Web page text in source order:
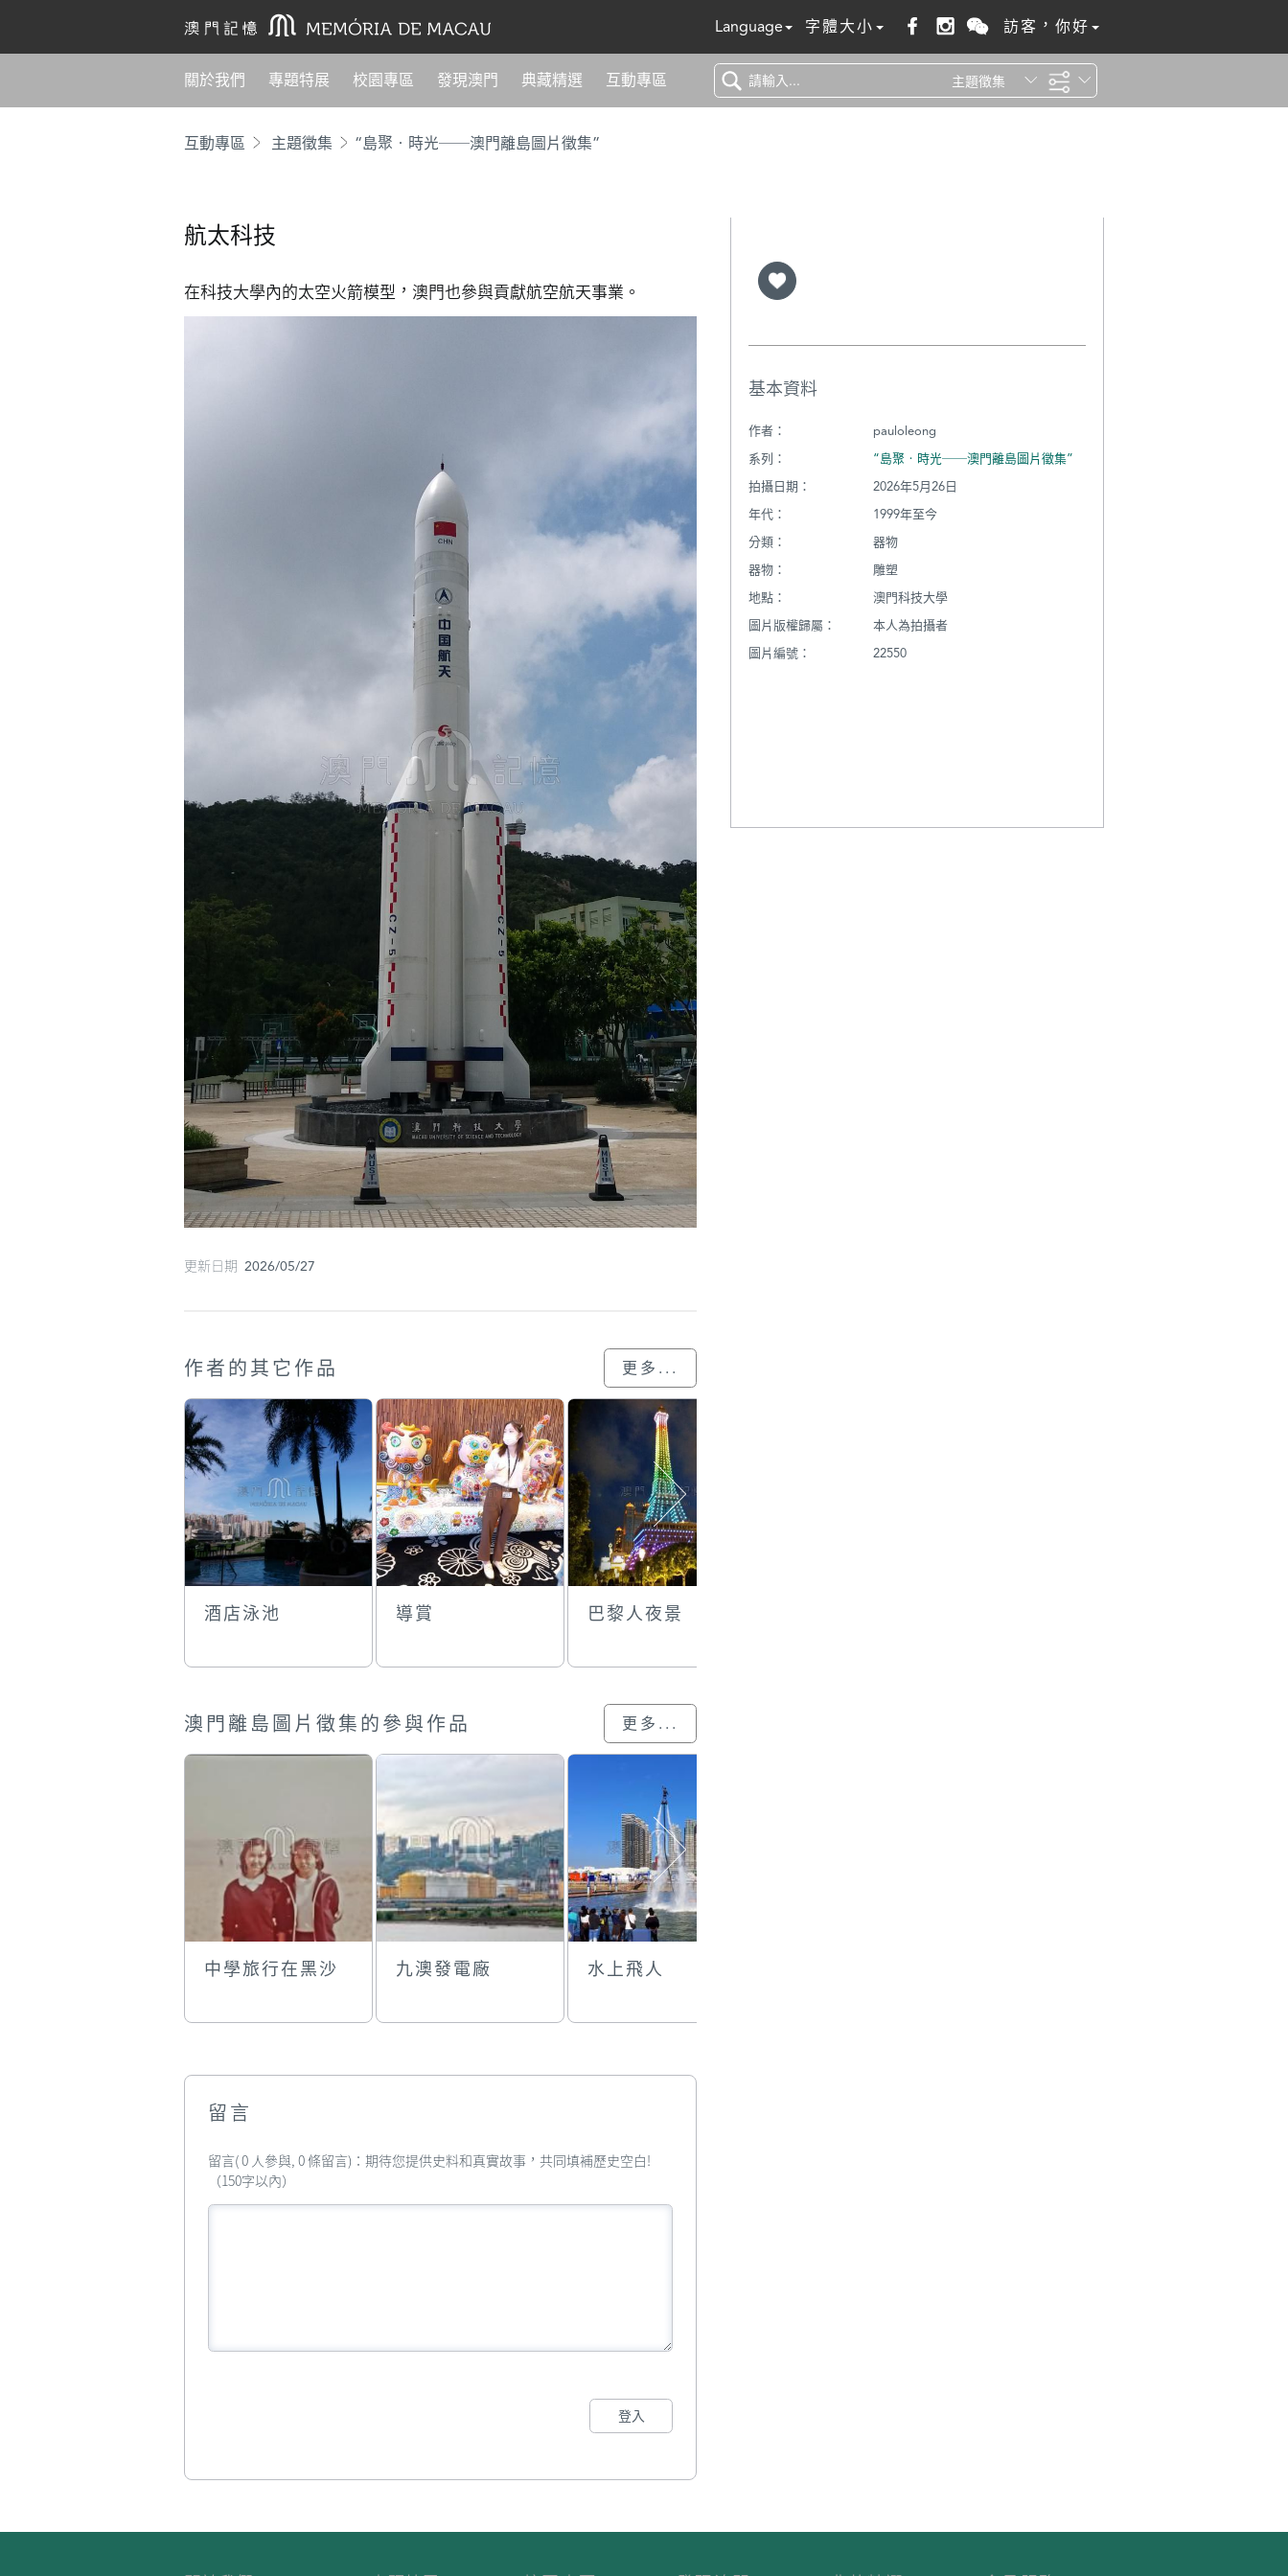
Language 字體大小 訪客，你好
關於我們 專題特展 校園專區 發現澳門 典藏精選 互動專區 主題徵集
互動專區 主題徵集 “島聚‧時光──澳門離島圖片徵集”
航太科技
在科技大學內的太空火箭模型，澳門也參與貢獻航空航天事業。
更新日期 2026/05/27
作者的其它作品 更多...
酒店泳池 導賞 巴黎人夜景
澳門離島圖片徵集的參與作品 更多...
中學旅行在黑沙 九澳發電廠 水上飛人
留言
留言( 0 人參與, 0 條留言)：期待您提供史料和真實故事，共同填補歷史空白!
（150字以內）
登入
基本資料
作者：
pauloleong
系列：
“島聚‧時光──澳門離島圖片徵集”
拍攝日期：
2026年5月26日
年代：
1999年至今
分類：
器物
器物：
雕塑
地點：
澳門科技大學
圖片版權歸屬：
本人為拍攝者
圖片編號：
22550